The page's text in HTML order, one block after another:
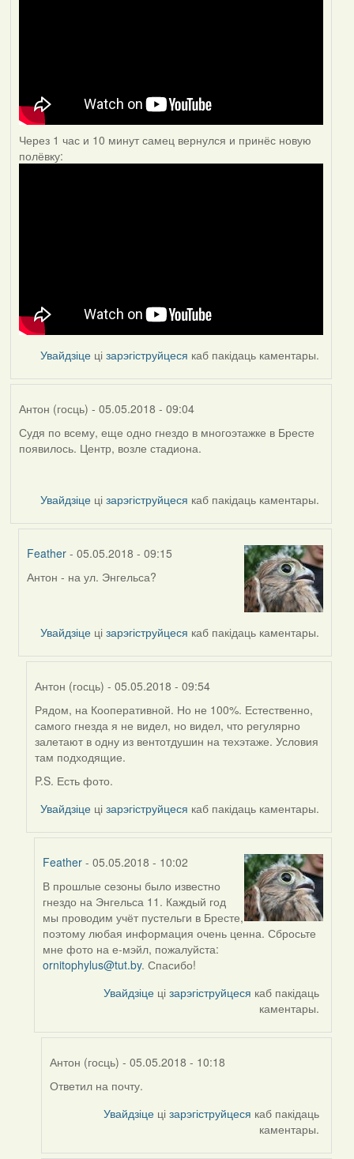
Через 1 час и 10 минут самец вернулся и принёс новую
полёвку:
Увайдзіце цізарэгіструйцеся каб пакідаць каментары.
Антон (госць) - 05.05.2018 - 09:04
Судя по всему, еще одно гнездо в многоэтажке в Бресте
появилось. Центр, возле стадиона.
Увайдзіце цізарэгіструйцеся каб пакідаць каментары.
Feather - 05.05.2018 - 09:15
In
(госць)
Антон - на ул. Энгельса?
Увайдзіце цізарэгіструйцеся каб пакідаць каментары.
Антон (госць) - 05.05.2018 - 09:54
In
reply
to
by
Feather
Рядом, на Кооперативной. Но не 100%. Естественно,
самого гнезда я не видел, но видел, что регулярно
залетают в одну из вентотдушин на техэтаже. Условия
там подходящие.
P.S. Есть фото.
Увайдзіце цізарэгіструйцеся каб пакідаць каментары.
Feather- 05.05.2018 - 10:02
In
reply
to
by
Антон
(госць)
В прошлые сезоны было известно
гнездо на Энгельса 11. Каждый год
мы проводим учёт пустельги в Бресте,
поэтому любая информация очень ценна. Сбросьте
мне фото на е-мэйл, пожалуйста:
ornitophylus@tut.by. Спасибо!
Увайдзіце цізарэгіструйцеся каб пакідаць
каментары.
Антон (госць) - 05.05.2018 - 10:18
In
Ответил на почту.
Увайдзіце цізарэгіструйцеся каб пакідаць
каментары.